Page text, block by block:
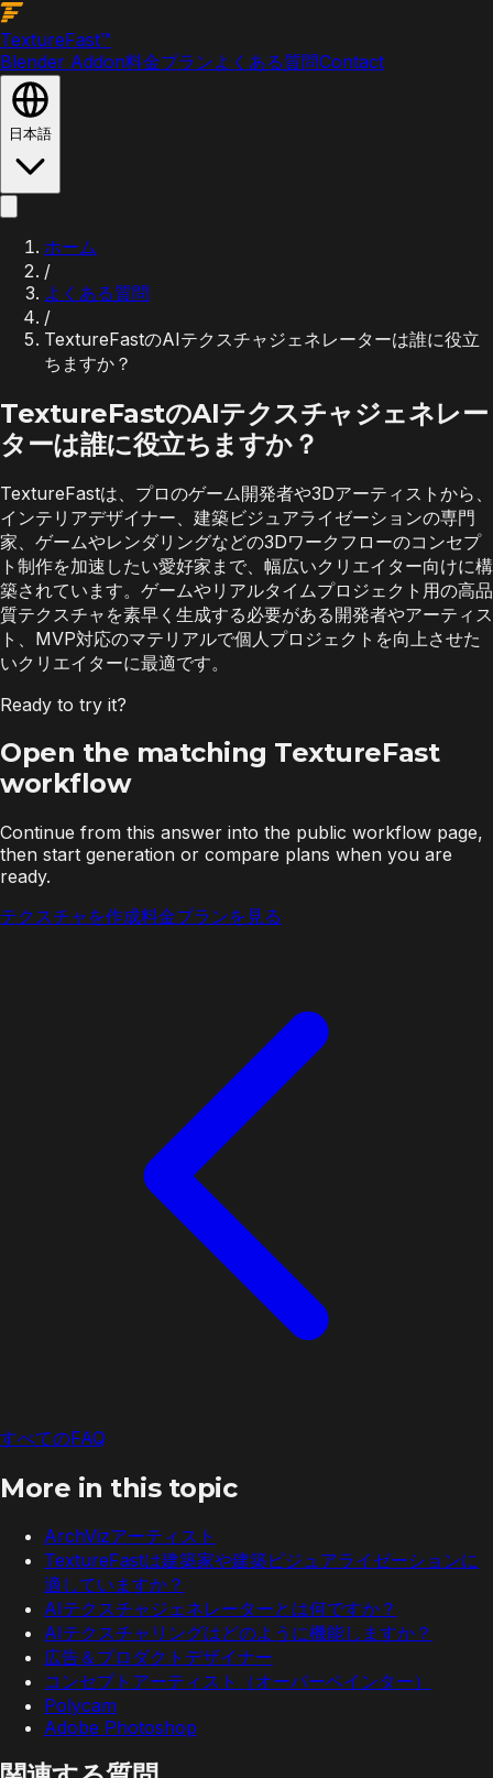
TextureFast™
Blender Addon料金プランよくある質問Contact
日本語
ホーム
/
よくある質問
/
TextureFastのAIテクスチャジェネレーターは誰に役立
ちますか？
TextureFastのAIテクスチャジェネレー
ターは誰に役立ちますか？
TextureFastは、プロのゲーム開発者や3Dアーティストから、
インテリアデザイナー、建築ビジュアライゼーションの専門
家、ゲームやレンダリングなどの3Dワークフローのコンセプ
ト制作を加速したい愛好家まで、幅広いクリエイター向けに構
築されています。ゲームやリアルタイムプロジェクト用の高品
質テクスチャを素早く生成する必要がある開発者やアーティス
ト、MVP対応のマテリアルで個人プロジェクトを向上させた
いクリエイターに最適です。
Ready to try it?
Open the matching TextureFast
workflow
Continue from this answer into the public workflow page,
then start generation or compare plans when you are
ready.
テクスチャを作成料金プランを見る
すべてのFAQ
More in this topic
ArchVizアーティスト
TextureFastは建築家や建築ビジュアライゼーションに
適していますか？
AIテクスチャジェネレーターとは何ですか？
AIテクスチャリングはどのように機能しますか？
広告＆プロダクトデザイナー
コンセプトアーティスト（オーバーペインター）
Polycam
Adobe Photoshop